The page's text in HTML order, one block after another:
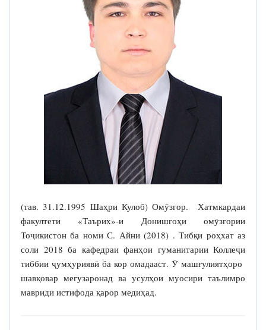
(тав. 31.12.1995 Шаҳри Кулоб) Омӯзгор. Хатмкардаи
факултети «Таърих»-и Донишгоҳи омӯзгории
Тоҷикистон ба номи С. Айни (2018) . Тибқи роҳхат аз
соли 2018 ба кафедраи фанҳои гуманитарии Коллеҷи
тиббии ҷумҳуриявӣ ба кор омадааст. Ӯ машғулиятҳоро
шавқовар мегузаронад ва усулҳои муосири таълимро
мавриди истифода қарор медиҳад.